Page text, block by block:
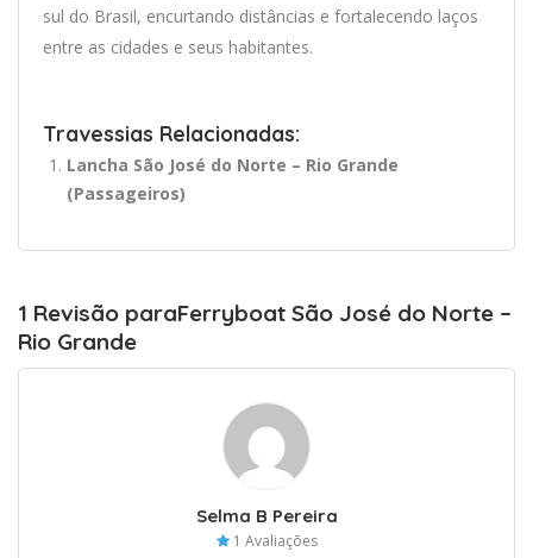
sul do Brasil, encurtando distâncias e fortalecendo laços
entre as cidades e seus habitantes.
Travessias Relacionadas:
Lancha São José do Norte – Rio Grande
(Passageiros)
1 Revisão paraFerryboat São José do Norte –
Rio Grande
Selma B Pereira
1 Avaliações